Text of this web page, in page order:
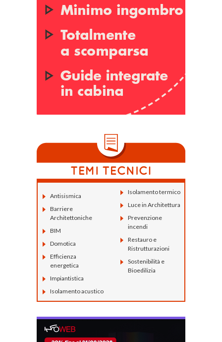
Antisismica
Barriere
Architettoniche
BIM
Domotica
Efficienza
energetica
Impiantistica
Isolamento acustico
Isolamento termico
Luce in Architettura
Prevenzione
incendi
Restauro e
Ristrutturazioni
Sostenibilità e
Bioedilizia